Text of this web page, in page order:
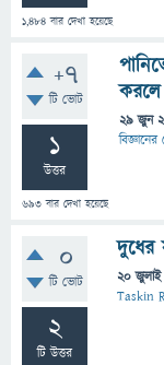
1,484 বার দেখা হয়েছে
+7
টি ভোট
1
উত্তর
693 বার দেখা হয়েছে
করলে
29 জুন
0
টি ভোট
2
টি উত্তর
দুধের
20
Taskin